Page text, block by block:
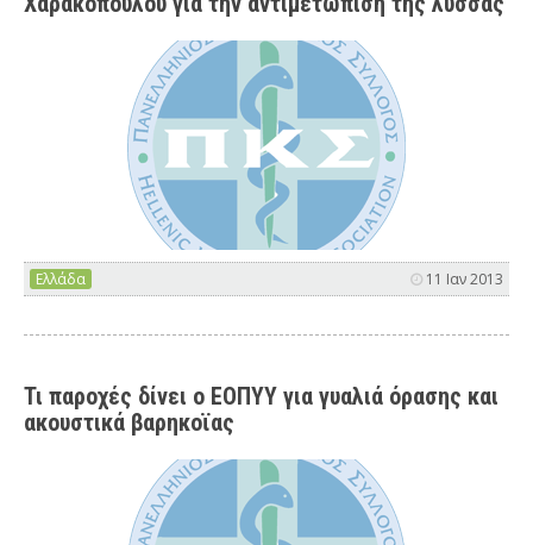
Ελλάδα 11 Ιαν 2013
Τι παροχές δίνει ο ΕΟΠΥΥ για γυαλιά όρασης και
ακουστικά βαρηκοϊας